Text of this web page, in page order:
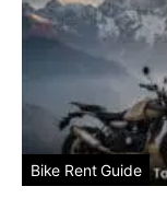
Bike Rent Guide